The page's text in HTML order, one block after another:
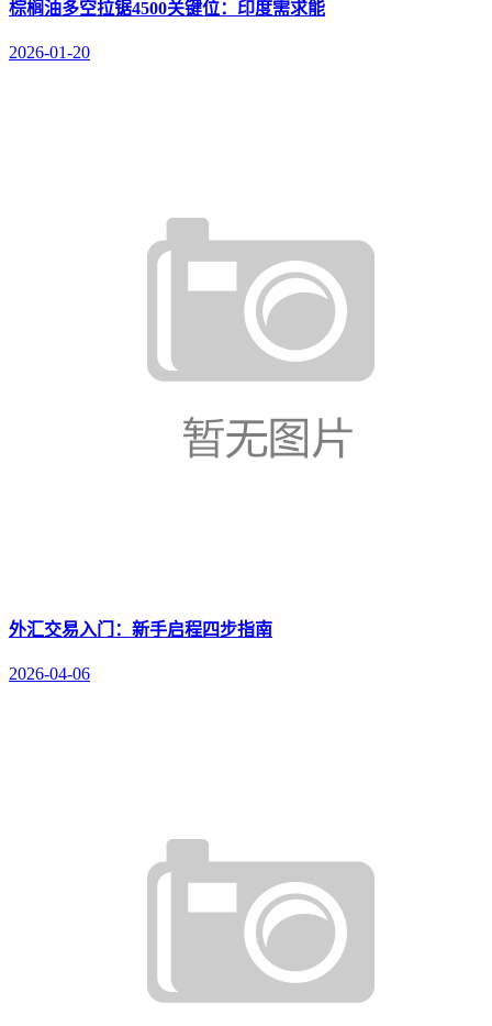
棕榈油多空拉锯4500关键位：印度需求能
2026-01-20
外汇交易入门：新手启程四步指南
2026-04-06